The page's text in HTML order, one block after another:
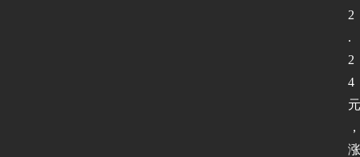
2
.
2
4
元
，
涨